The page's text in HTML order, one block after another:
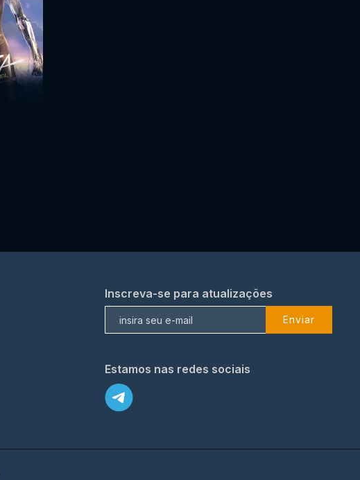
Inscreva-se para atualizações
Enviar
Estamos nas redes sociais